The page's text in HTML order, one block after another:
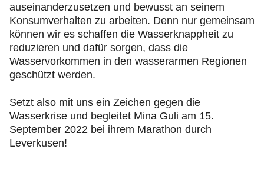
auseinanderzusetzen und bewusst an seinem
Konsumverhalten zu arbeiten. Denn nur gemeinsam
können wir es schaffen die Wasserknappheit zu
reduzieren und dafür sorgen, dass die
Wasservorkommen in den wasserarmen Regionen
geschützt werden.
Setzt also mit uns ein Zeichen gegen die
Wasserkrise und begleitet Mina Guli am 15.
September 2022 bei ihrem Marathon durch
Leverkusen!